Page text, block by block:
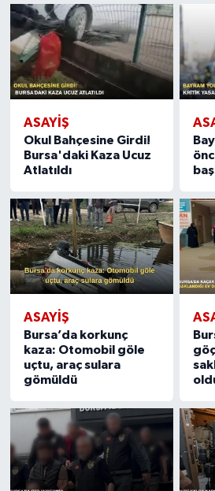
ASAYIŞ
Okul Bahçesine Girdi!
Bursa'daki Kaza Ucuz
Atlatıldı
ASAYIŞ
Bursa’da korkunç
kaza: Otomobil göle
uçtu, araç sulara
gömüldü